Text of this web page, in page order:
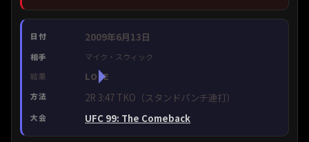
2009年6月13日
マイク・スウィック
LOSE
2R 3:47 TKO（スタンドパンチ連打）
UFC 99: The Comeback